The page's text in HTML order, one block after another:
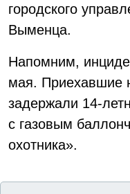
городского
Выменца.
Напомним,
мая. Приехавшие
задержали 14-
с газовым
охотника».